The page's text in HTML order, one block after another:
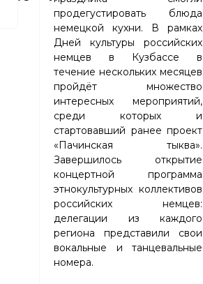
продегустировать блюда
немецкой кухни. В рамках
Дней культуры российских
немцев в Кузбассе в
течение нескольких месяцев
пройдёт множество
интересных мероприятий,
среди которых и
стартовавший ранее проект
«Пачинская тыква».
Завершилось открытие
концертной программа
этнокультурных коллективов
российских немцев:
делегации из каждого
региона представили свои
вокальные и танцевальные
номера.